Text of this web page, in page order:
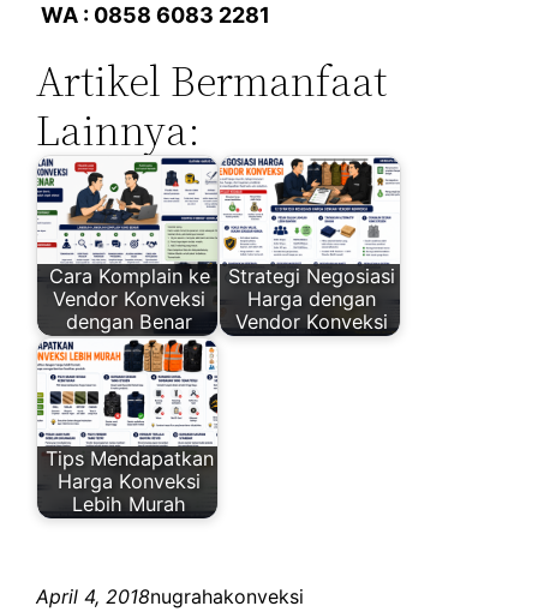
WA : 0858 6083 2281
Artikel Bermanfaat
Lainnya:
Cara Komplain ke
Vendor Konveksi
dengan Benar
Strategi Negosiasi
Harga dengan
Vendor Konveksi
Tips Mendapatkan
Harga Konveksi
Lebih Murah
April 4, 2018nugrahakonveksi